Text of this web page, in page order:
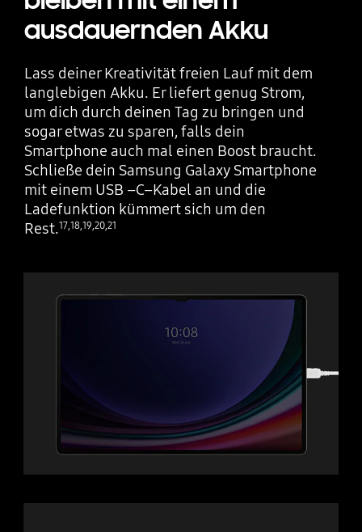
ausdauernden Akku
Lass deiner Kreativität freien Lauf mit dem
langlebigen Akku. Er liefert genug Strom,
um dich durch deinen Tag zu bringen und
sogar etwas zu sparen, falls dein
Smartphone auch mal einen Boost braucht.
Schließe dein Samsung Galaxy Smartphone
mit einem USB –C–Kabel an und die
Ladefunktion kümmert sich um den
Rest.17,18,19,20,21